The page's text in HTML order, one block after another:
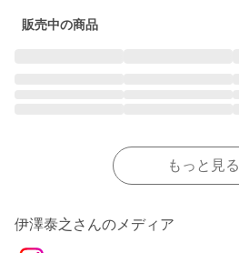
販売中の商品
もっと見る
伊澤泰之さんのメディア